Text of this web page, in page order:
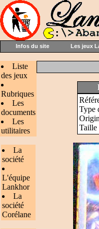
Infos du site Les jeux
Liste
des jeux
Rubriques
Les
documents
Les
utilitaires
La
société
L'équipe
Lankhor
La
société
Corélane
Type
Taille